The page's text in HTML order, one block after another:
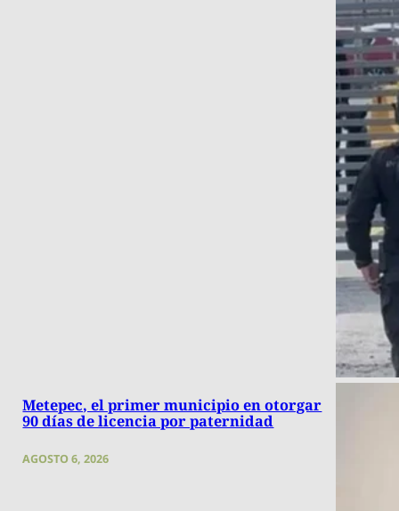
Metepec, el primer municipio en otorgar
90 días de licencia por paternidad
AGOSTO 6, 2026